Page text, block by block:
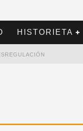
HISTORIETA